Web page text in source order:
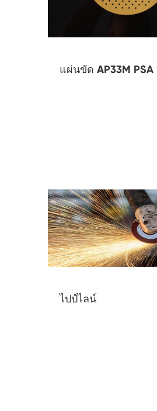
แผ่นขัด AP33M PSA
ไปป์ไลน์